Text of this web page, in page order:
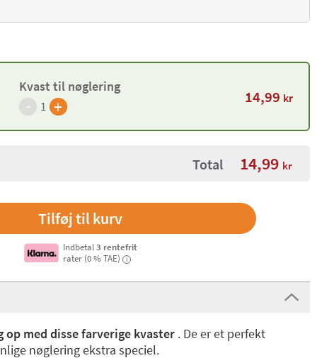
Kvast til nøglering
- 1 + 14,99 kr
Total 14,99 kr
Indbetal3 rentefrit
rater (0 % TAE)
i
med disse farverige kvaster. De er et perfekt
nøglering ekstra speciel.